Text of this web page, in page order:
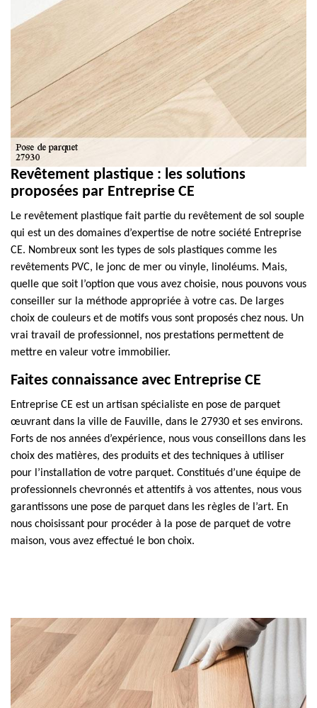
Revêtement plastique : les solutions
proposées par Entreprise CE
Le revêtement plastique fait partie du revêtement de sol souple
qui est un des domaines d’expertise de notre société Entreprise
CE. Nombreux sont les types de sols plastiques comme les
revêtements PVC, le jonc de mer ou vinyle, linoléums. Mais,
quelle que soit l’option que vous avez choisie, nous pouvons vous
conseiller sur la méthode appropriée à votre cas. De larges
choix de couleurs et de motifs vous sont proposés chez nous. Un
vrai travail de professionnel, nos prestations permettent de
mettre en valeur votre immobilier.
Faites connaissance avec Entreprise CE
Entreprise CE est un artisan spécialiste en pose de parquet
œuvrant dans la ville de Fauville, dans le 27930 et ses environs.
Forts de nos années d’expérience, nous vous conseillons dans les
choix des matières, des produits et des techniques à utiliser
pour l’installation de votre parquet. Constitués d’une équipe de
professionnels chevronnés et attentifs à vos attentes, nous vous
garantissons une pose de parquet dans les règles de l’art. En
nous choisissant pour procéder à la pose de parquet de votre
maison, vous avez effectué le bon choix.